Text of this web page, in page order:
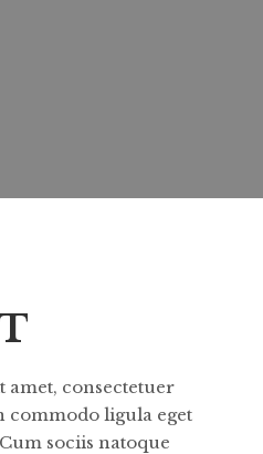
consectetuer
commodo ligula eget
sociis natoque